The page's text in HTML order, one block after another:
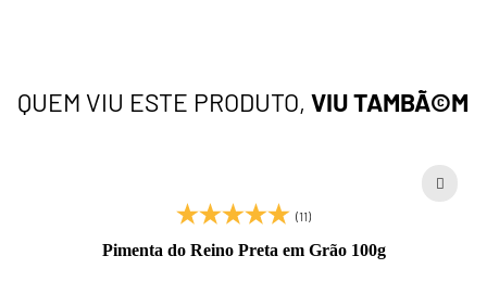
QUEM VIU ESTE PRODUTO, VIU TAMBÃ©M
(11)
Pimenta do Reino Preta em Grão 100g